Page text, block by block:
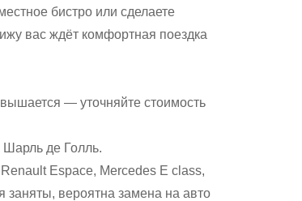
бистро или сделаете
вас ждёт комфортная поездка
— уточняйте стоимость
Шарль де Голль.
Espace, Mercedes E class,
вероятна замена на авто